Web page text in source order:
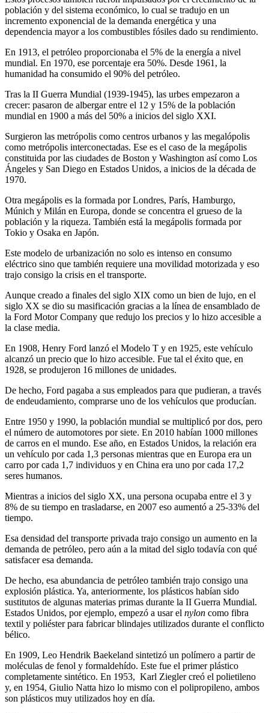
población y del sistema económico, lo cual se tradujo en un
incremento exponencial de la demanda energética y una
dependencia mayor a los combustibles fósiles dado su rendimiento.
En 1913, el petróleo proporcionaba el 5% de la energía a nivel
mundial. En 1970, ese porcentaje era 50%. Desde 1961, la
humanidad ha consumido el 90% del petróleo.
Tras la II Guerra Mundial (1939-1945), las urbes empezaron a
crecer: pasaron de albergar entre el 12 y 15% de la población
mundial en 1900 a más del 50% a inicios del siglo XXI.
Surgieron las metrópolis como centros urbanos y las megalópolis
como metrópolis interconectadas. Ese es el caso de la megápolis
constituida por las ciudades de Boston y Washington así como Los
Ángeles y San Diego en Estados Unidos, a inicios de la década de
1970.
Otra megápolis es la formada por Londres, París, Hamburgo,
Múnich y Milán en Europa, donde se concentra el grueso de la
población y la riqueza. También está la megápolis formada por
Tokio y Osaka en Japón.
Este modelo de urbanización no solo es intenso en consumo
eléctrico sino que también requiere una movilidad motorizada y eso
trajo consigo la crisis en el transporte.
Aunque creado a finales del siglo XIX como un bien de lujo, en el
siglo XX se dio su masificación gracias a la línea de ensamblado de
la Ford Motor Company que redujo los precios y lo hizo accesible a
la clase media.
En 1908, Henry Ford lanzó el Modelo T y en 1925, este vehículo
alcanzó un precio que lo hizo accesible. Fue tal el éxito que, en
1928, se produjeron 16 millones de unidades.
De hecho, Ford pagaba a sus empleados para que pudieran, a través
de endeudamiento, comprarse uno de los vehículos que producían.
Entre 1950 y 1990, la población mundial se multiplicó por dos, pero
el número de automotores por siete. En 2010 habían 1000 millones
de carros en el mundo. Ese año, en Estados Unidos, la relación era
un vehículo por cada 1,3 personas mientras que en Europa era un
carro por cada 1,7 individuos y en China era uno por cada 17,2
seres humanos.
Mientras a inicios del siglo XX, una persona ocupaba entre el 3 y
8% de su tiempo en trasladarse, en 2007 eso aumentó a 25-33% del
tiempo.
Esa densidad del transporte privada trajo consigo un aumento en la
demanda de petróleo, pero aún a la mitad del siglo todavía con qué
satisfacer esa demanda.
De hecho, esa abundancia de petróleo también trajo consigo una
explosión plástica. Ya, anteriormente, los plásticos habían sido
sustitutos de algunas materias primas durante la II Guerra Mundial.
Estados Unidos, por ejemplo, empezó a usar el nylon como fibra
textil y poliéster para fabricar blindajes utilizados durante el conflicto
bélico.
En 1909, Leo Hendrik Baekeland sintetizó un polímero a partir de
moléculas de fenol y formaldehído. Este fue el primer plástico
completamente sintético. En 1953, Karl Ziegler creó el polietileno
y, en 1954, Giulio Natta hizo lo mismo con el polipropileno, ambos
son plásticos muy utilizados hoy en día.